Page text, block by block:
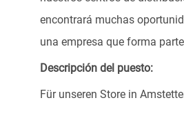
encontrará muchas
una empresa que forma
Descripción del puesto:
Für unseren Store in